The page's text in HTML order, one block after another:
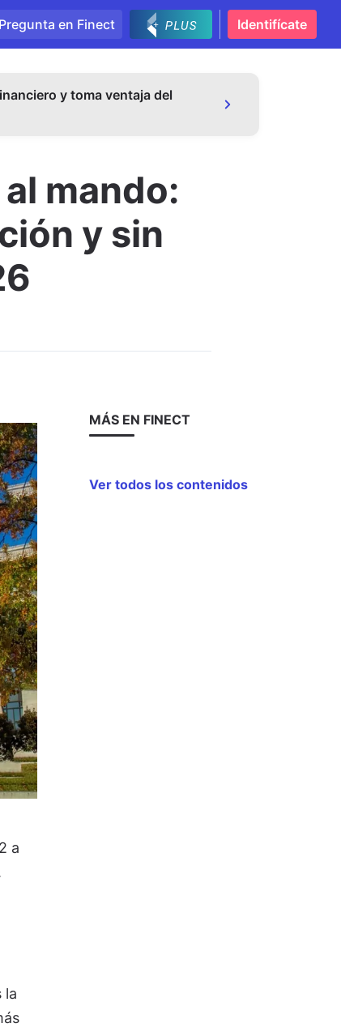
Pregunta en Finect Identifícate
y toma ventaja del
mando:
y sin
a
la
MÁS EN FINECT
Ver todos los contenidos